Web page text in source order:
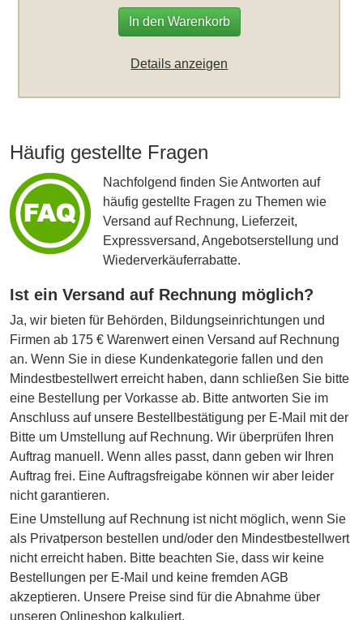
In den Warenkorb
Details anzeigen
Häufig gestellte Fragen
Nachfolgend finden Sie Antworten auf
häufig gestellte Fragen zu Themen wie
Versand auf Rechnung, Lieferzeit,
Expressversand, Angebotserstellung und
Wiederverkäuferrabatte.
Ist ein Versand auf Rechnung möglich?
Ja, wir bieten für Behörden, Bildungseinrichtungen und
Firmen ab 175 € Warenwert einen Versand auf Rechnung
an. Wenn Sie in diese Kundenkategorie fallen und den
Mindestbestellwert erreicht haben, dann schließen Sie bitte
eine Bestellung per Vorkasse ab. Bitte antworten Sie im
Anschluss auf unsere Bestellbestätigung per E-Mail mit der
Bitte um Umstellung auf Rechnung. Wir überprüfen Ihren
Auftrag manuell. Wenn alles passt, dann geben wir Ihren
Auftrag frei. Eine Auftragsfreigabe können wir aber leider
nicht garantieren.
Eine Umstellung auf Rechnung ist nicht möglich, wenn Sie
als Privatperson bestellen und/oder den Mindestbestellwert
nicht erreicht haben. Bitte beachten Sie, dass wir keine
Bestellungen per E-Mail und keine fremden AGB
akzeptieren. Unsere Preise sind für die Abnahme über
unseren Onlineshop kalkuliert.